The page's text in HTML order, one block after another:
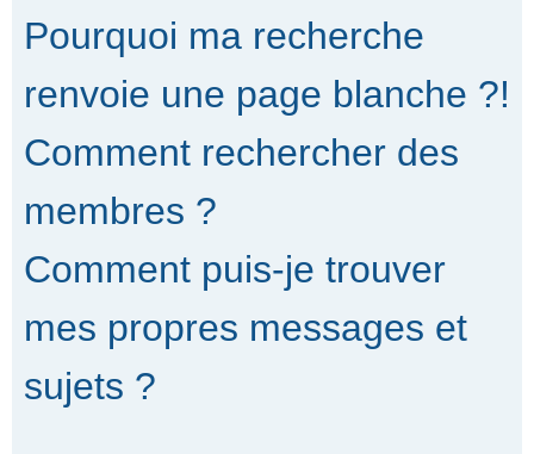
Pourquoi ma recherche
renvoie une page blanche ?!
Comment rechercher des
membres ?
Comment puis-je trouver
mes propres messages et
sujets ?